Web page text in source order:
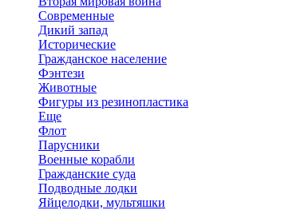
Современные
Дикий запад
Исторические
Гражданское население
Фэнтези
Животные
Фигуры из резинопластика
Еще
Флот
Парусники
Военные корабли
Гражданские суда
Подводные лодки
Яйцелодки, мультяшки